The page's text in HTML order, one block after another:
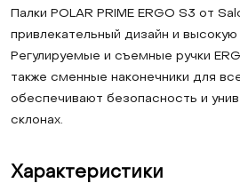
Палки POLAR PRIME ERGO S3 от
привлекательный дизайн и
Регулируемые и съемные ручки
также сменные наконечники для
обеспечивают безопасность и
склонах.
Характеристики